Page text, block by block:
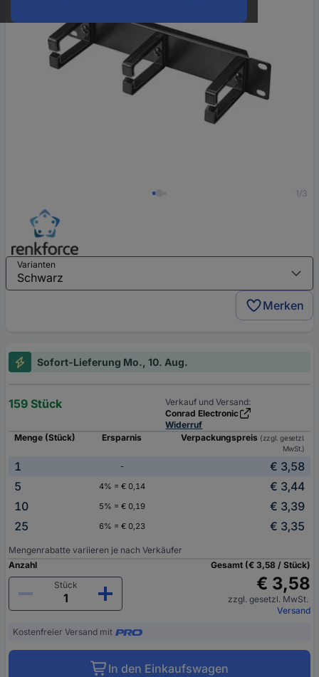
1/3
Varianten
Merken
Sofort-Lieferung Mo., 10. Aug.
159 Stück
Verkauf und Versand:
Conrad Electronic
Widerruf
Menge (Stück)
Ersparnis Verpackungspreis (zzgl. gesetzl.
MwSt.)
1 -
€ 3,58
5
4% = € 0,14
€ 3,44
10
5% = € 0,19
€ 3,39
25
6% = € 0,23 € 3,35
Mengenrabatte variieren je nach Verkäufer
Anzahl
Stück
Gesamt (€ 3,58 / Stück)
€ 3,58
zzgl. gesetzl. MwSt.
Versand
Kostenfreier Versand mit
In den Einkaufswagen